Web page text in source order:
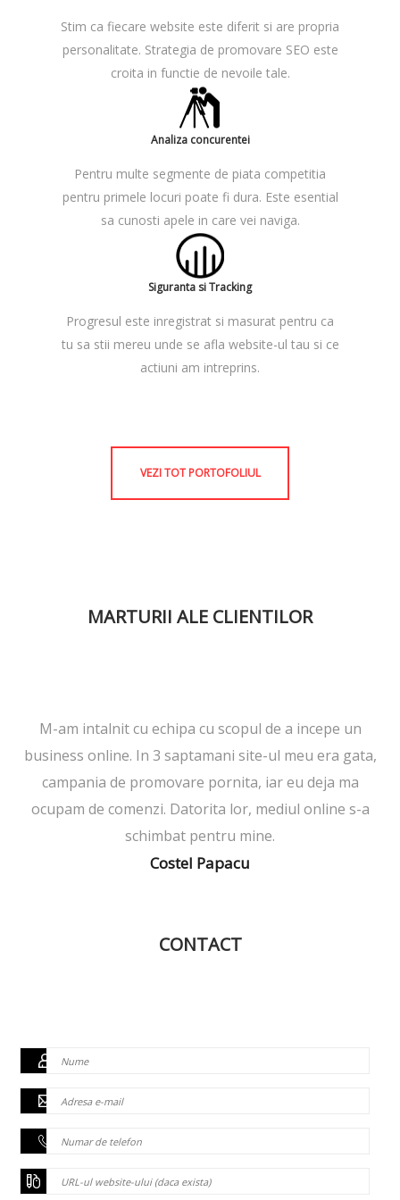
Stim ca fiecare website este diferit si are propria
personalitate. Strategia de promovare SEO este
croita in functie de nevoile tale.
Analiza concurentei
Pentru multe segmente de piata competitia
pentru primele locuri poate fi dura. Este esential
sa cunosti apele in care vei naviga.
Siguranta si Tracking
Progresul este inregistrat si masurat pentru ca
tu sa stii mereu unde se afla website-ul tau si ce
actiuni am intreprins.
VEZI TOT PORTOFOLIUL
MARTURII ALE CLIENTILOR
M-am intalnit cu echipa cu scopul de a incepe un
business online. In 3 saptamani site-ul meu era gata,
campania de promovare pornita, iar eu deja ma
ocupam de comenzi. Datorita lor, mediul online s-a
schimbat pentru mine.
Costel Papacu
CONTACT